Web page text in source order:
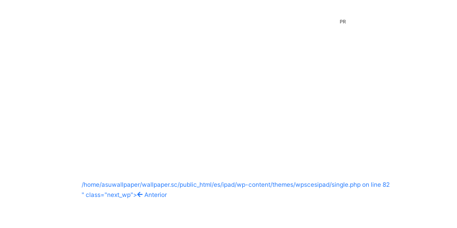
PR
/home/asuwallpaper/wallpaper.sc/public_html/es/ipad/wp-content/themes/wpscesipad/single.php on line 82
" class="next_wp">
Anterior